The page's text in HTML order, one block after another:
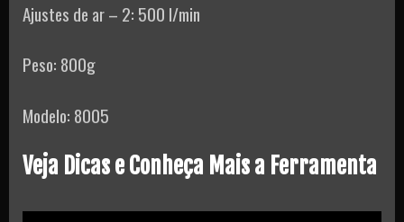
Ajustes de ar – 2: 500 l/min
Peso: 800g
Modelo: 8005
Veja Dicas e Conheça Mais a Ferramenta